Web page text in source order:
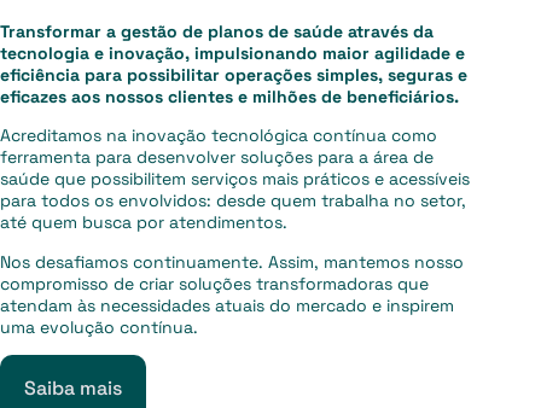
Transformar a gestão de planos de saúde através da
tecnologia e inovação, impulsionando maior agilidade e
eficiência para possibilitar operações simples, seguras e
eficazes aos nossos clientes e milhões de beneficiários.
Acreditamos na inovação tecnológica contínua como
ferramenta para desenvolver soluções para a área de
saúde que possibilitem serviços mais práticos e acessíveis
para todos os envolvidos: desde quem trabalha no setor,
até quem busca por atendimentos.
Nos desafiamos continuamente. Assim, mantemos nosso
compromisso de criar soluções transformadoras que
atendam às necessidades atuais do mercado e inspirem
uma evolução contínua.
Saiba mais